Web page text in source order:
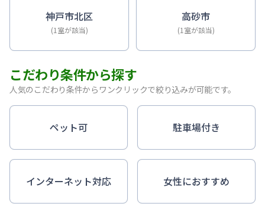
神戸市北区
(1室が該当)
高砂市
(1室が該当)
こだわり条件から探す
人気のこだわり条件からワンクリックで絞り込みが可能です。
ペット可 駐車場付き
インターネット対応 女性におすすめ